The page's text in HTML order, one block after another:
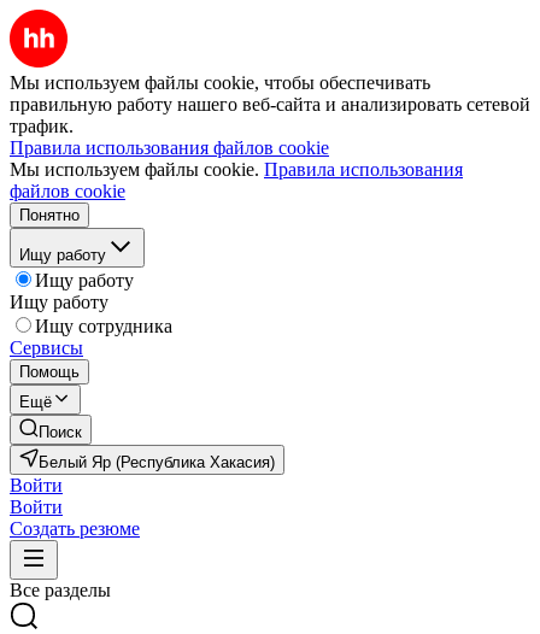
Мы используем файлы cookie, чтобы обеспечивать
правильную работу нашего веб-сайта и анализировать сетевой
трафик.
Правила использования файлов cookie
Мы используем файлы cookie. Правила использования
файлов cookie
Понятно
Ищу работу
Ищу работу
Ищу работу
Ищу сотрудника
Сервисы
Помощь
Ещё
Поиск
Белый Яр (Республика Хакасия)
Войти
Войти
Создать резюме
Все разделы